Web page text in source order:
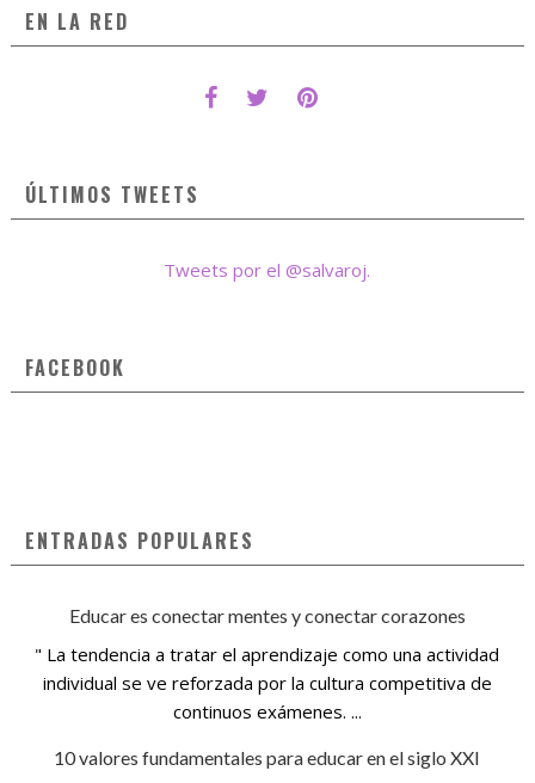
EN LA RED
ÚLTIMOS TWEETS
Tweets por el @salvaroj.
FACEBOOK
ENTRADAS POPULARES
Educar es conectar mentes y conectar corazones
" La tendencia a tratar el aprendizaje como una actividad
individual se ve reforzada por la cultura competitiva de
continuos exámenes. ...
10 valores fundamentales para educar en el siglo XXI